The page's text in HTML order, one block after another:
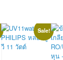
Sale!